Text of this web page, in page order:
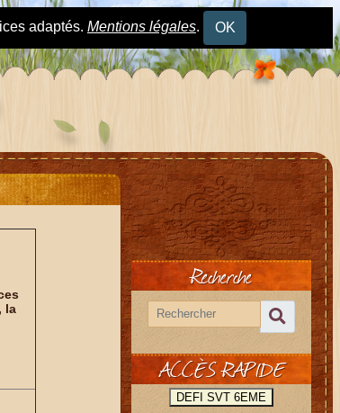
adaptés. Mentions légales. OK
la
Recherche
ACCÈS RAPIDE